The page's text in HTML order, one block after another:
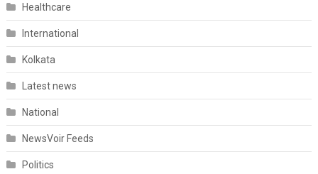
Healthcare
International
Kolkata
Latest news
National
NewsVoir Feeds
Politics